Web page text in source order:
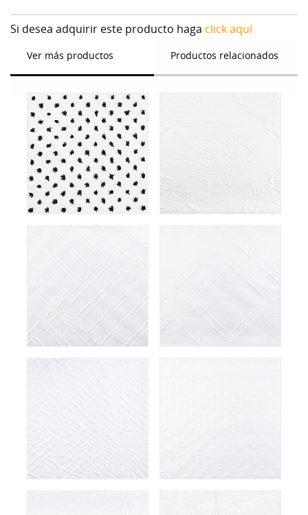
Si desea adquirir este producto haga click aquí
Ver más productos Productos relacionados